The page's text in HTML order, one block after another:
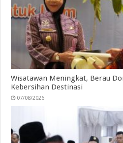
Wisatawan Meningkat, Berau
Kebersihan Destinasi
07/08/2026